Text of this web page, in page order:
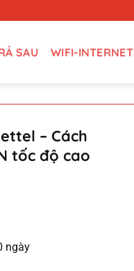
SAU WIFI-INTERNET
– Cách
tốc độ cao
ngày